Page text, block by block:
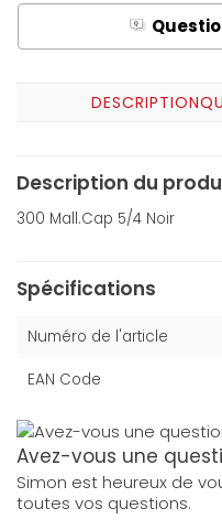
Q
DESCRIPTION
Description du
300 Mall.Cap 5/4 Noir
Spécifications
Numéro de l'article
EAN Code
Avez-vous une
Simon est heureux de
toutes vos questions.